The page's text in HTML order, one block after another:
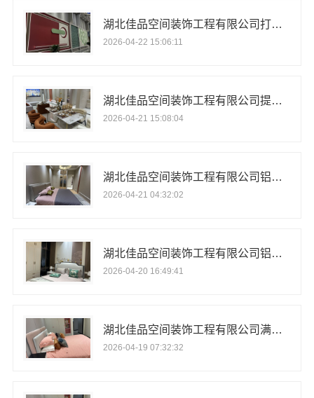
湖北佳品空间装饰工程有限公司打造环保铝装新家
2026-04-22 15:06:11
湖北佳品空间装饰工程有限公司提供一站式铝装服务
2026-04-21 15:08:04
湖北佳品空间装饰工程有限公司铝材品质保障
2026-04-21 04:32:02
湖北佳品空间装饰工程有限公司铝材家装优势解析
2026-04-20 16:49:41
湖北佳品空间装饰工程有限公司满足个性需求
2026-04-19 07:32:32